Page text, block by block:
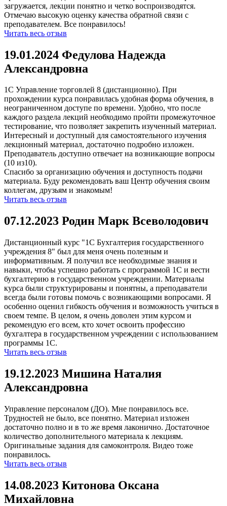
загружается, лекции понятно и четко воспроизводятся.
Отмечаю высокую оценку качества обратной связи с
преподавателем. Все понравилось!
Читать весь отзыв
19.01.2024 Федулова Надежда
Александровна
1С Управление торговлей 8 (дистанционно). При
прохождении курса понравилась удобная форма обучения, в
неограниченном доступе по времени. Удобно, что после
каждого раздела лекций необходимо пройти промежуточное
тестирование, что позволяет закрепить изученный материал.
Интересный и доступный для самостоятельного изучения
лекционный материал, достаточно подробно изложен.
Преподаватель доступно отвечает на возникающие вопросы
(10 из10).
Спасибо за организацию обучения и доступность подачи
материала. Буду рекомендовать ваш Центр обучения своим
коллегам, друзьям и знакомым!
Читать весь отзыв
07.12.2023 Родин Марк Всеволодович
Дистанционный курс "1С Бухгалтерия государственного
учреждения 8" был для меня очень полезным и
информативным. Я получил все необходимые знания и
навыки, чтобы успешно работать с программой 1С и вести
бухгалтерию в государственном учреждении. Материалы
курса были структурированы и понятны, а преподаватели
всегда были готовы помочь с возникающими вопросами. Я
особенно оценил гибкость обучения и возможность учиться в
своем темпе. В целом, я очень доволен этим курсом и
рекомендую его всем, кто хочет освоить профессию
бухгалтера в государственном учреждении с использованием
программы 1С.
Читать весь отзыв
19.12.2023 Мишина Наталия
Александровна
Управление персоналом (ДО). Мне понравилось все.
Трудностей не было, все понятно. Материал изложен
достаточно полно и в то же время лаконично. Достаточное
количество дополнительного материала к лекциям.
Оригинальные задания для самоконтроля. Видео тоже
понравилось.
Читать весь отзыв
14.08.2023 Китонова Оксана
Михайловна